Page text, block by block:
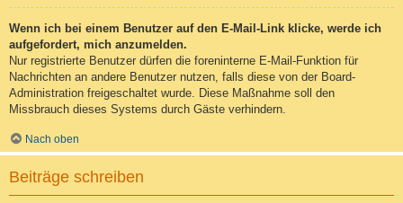
Wenn ich bei einem Benutzer auf den E-Mail-Link klicke, werde ich
aufgefordert, mich anzumelden.
Nur registrierte Benutzer dürfen die foreninterne E-Mail-Funktion für
Nachrichten an andere Benutzer nutzen, falls diese von der Board-
Administration freigeschaltet wurde. Diese Maßnahme soll den
Missbrauch dieses Systems durch Gäste verhindern.
Nach oben
Beiträge schreiben